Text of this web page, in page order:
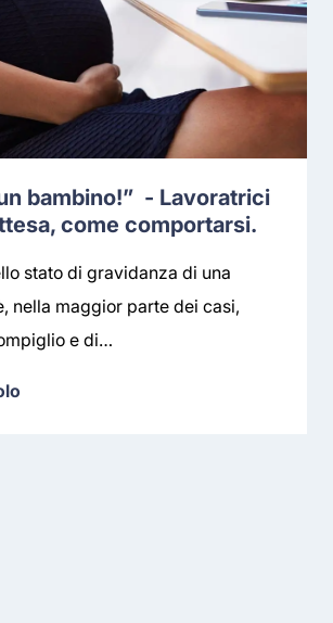
bambino!” - Lavoratrici
come comportarsi.
stato di gravidanza di una
nella maggior parte dei casi,
e di…